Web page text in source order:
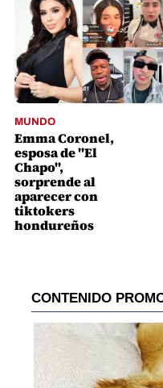
MUNDO
Emma Coronel,
esposa de "El
Chapo",
sorprende al
aparecer con
tiktokers
hondureños